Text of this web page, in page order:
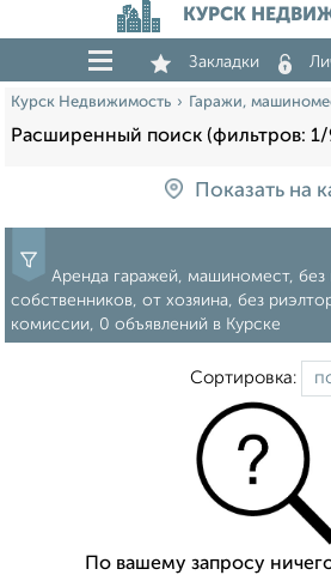
КУРСК
Закладки
Курск Недвижимость Гаражи,
Расширенный поиск (фильтров: 1/
Показать на
Аренда гаражей, машиномест, без
собственников, от хозяина, без
комиссии, 0 объявлений в Курске
Сортировка:
По вашему запросу